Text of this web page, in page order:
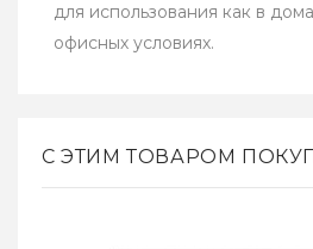
для использования как в
офисных условиях.
С ЭТИМ ТОВАРОМ